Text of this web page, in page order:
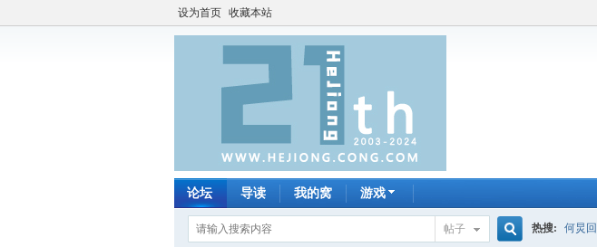
设为首页 收藏本站
论坛 导读 我的窝 游戏
帖子 热搜: 何炅